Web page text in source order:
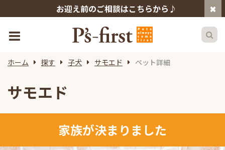
お迎え前のご相談はこちらから♪
ホーム 探す 子犬 サモエド ペット詳細
サモエド
家族が決まりました